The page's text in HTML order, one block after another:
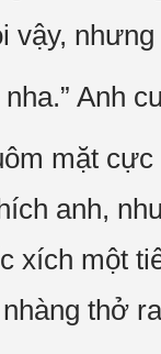
vậy,
nha.” Anh
mặt
anh,
xích một
thở